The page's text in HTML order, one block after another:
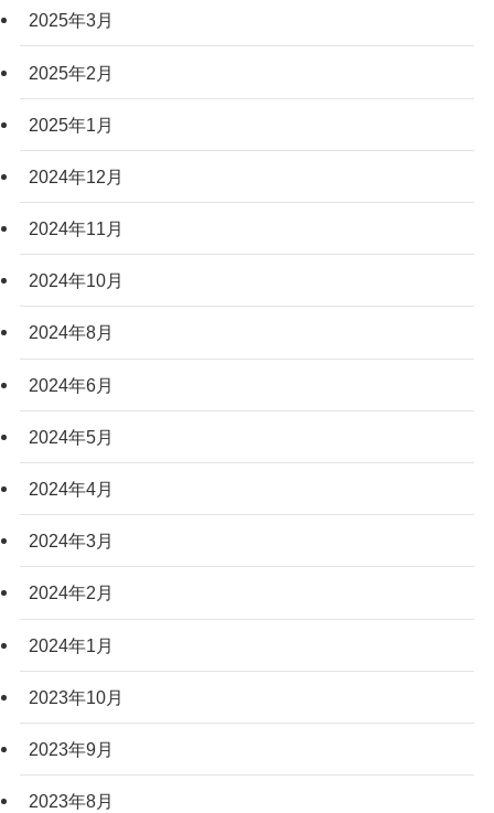
2025年3月
2025年2月
2025年1月
2024年12月
2024年11月
2024年10月
2024年8月
2024年6月
2024年5月
2024年4月
2024年3月
2024年2月
2024年1月
2023年10月
2023年9月
2023年8月